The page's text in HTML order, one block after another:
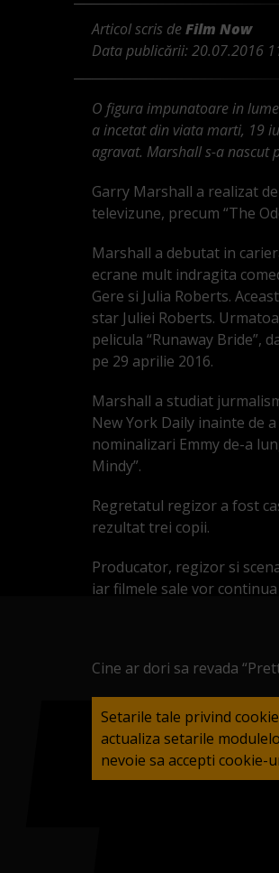
Articol scris deFilm Now
Data publicării:20.07.2016
O figura impunatoare in
a incetat din viata marti, 19
agravat. Marshall s-a nascut
Garry Marshall a realizat
televizune, precum “The
Marshall a debutat in
ecrane mult indragita
Gere si Julia Roberts.
star Juliei Roberts.
pelicula “Runaway Bride”,
pe 29 aprilie 2016.
Marshall a studiat
New York Daily inainte de
nominalizari Emmy de-a
Mindy”.
Regretatul regizor a fost
rezultat trei copii.
Producator, regizor si
iar filmele sale vor
Cine ar dori sa revada
Setarile tale privind
actualiza setarile
nevoie sa accepti cookie-